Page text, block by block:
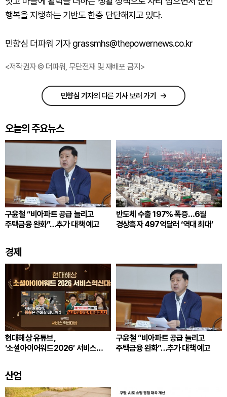
행복을 지탱하는 기반도 한층 단단해지고 있다.
민향심 더파워 기자 grassmhs@thepowernews.co.kr
<저작권자 © 더파워, 무단전재 및 재배포 금지>
민향심 기자의 다른 기사 보러 가기
오늘의 주요뉴스
구윤철 “비아파트 공급 늘리고
주택금융 완화”…추가 대책 예고
반도체 수출 197% 폭증…6월
경상흑자 497억달러 ‘역대 최대’
경제
현대해상 유튜브,
‘소셜아이어워드2026’ 서비스
구윤철 “비아파트 공급 늘리고
주택금융 완화”…추가 대책 예고
산업